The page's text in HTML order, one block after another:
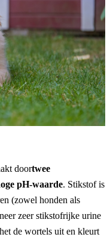
doortwee
pH-waarde. Stikstof is
(zowel honden als
zeer stikstofrijke urine
de wortels uit en kleurt